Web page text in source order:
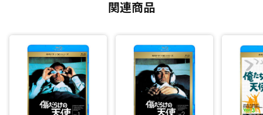
関連商品